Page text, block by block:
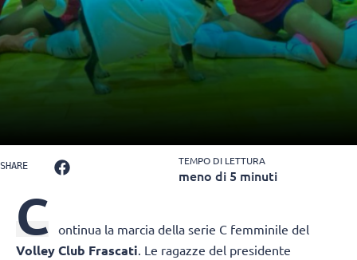
SHARE TEMPO DI LETTURA
meno di 5 minuti
C ontinua la marcia della serie C femminile del
Volley Club Frascati. Le ragazze del presidente